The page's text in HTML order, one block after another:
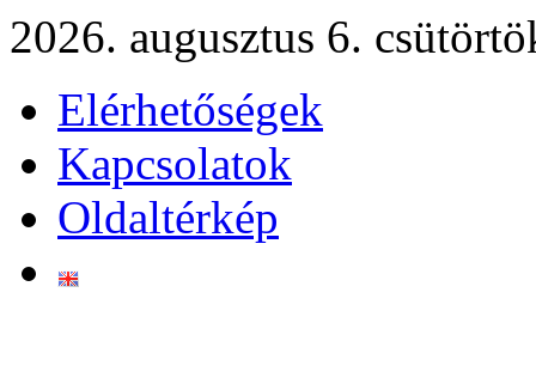
2026. augusztus 6.
Elérhetőségek
Kapcsolatok
Oldaltérkép